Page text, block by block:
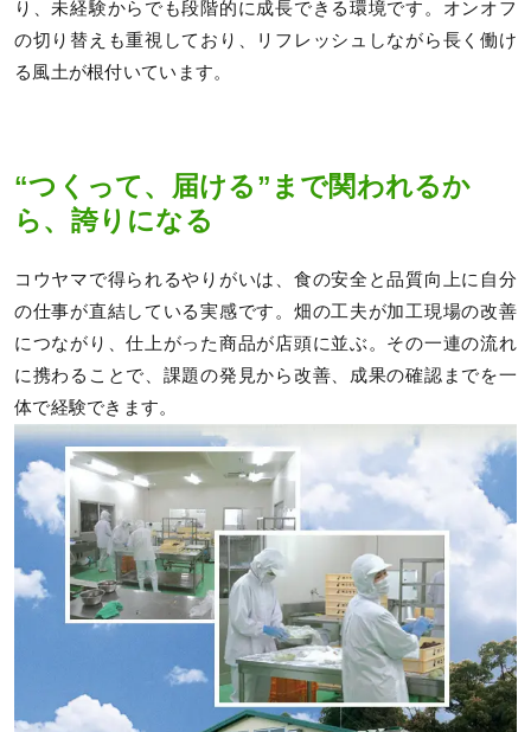
り、未経験からでも段階的に成長できる環境です。オンオフ
の切り替えも重視しており、リフレッシュしながら長く働け
る風土が根付いています。
“つくって、届ける”まで関われるか
ら、誇りになる
コウヤマで得られるやりがいは、食の安全と品質向上に自分
の仕事が直結している実感です。畑の工夫が加工現場の改善
につながり、仕上がった商品が店頭に並ぶ。その一連の流れ
に携わることで、課題の発見から改善、成果の確認までを一
体で経験できます。